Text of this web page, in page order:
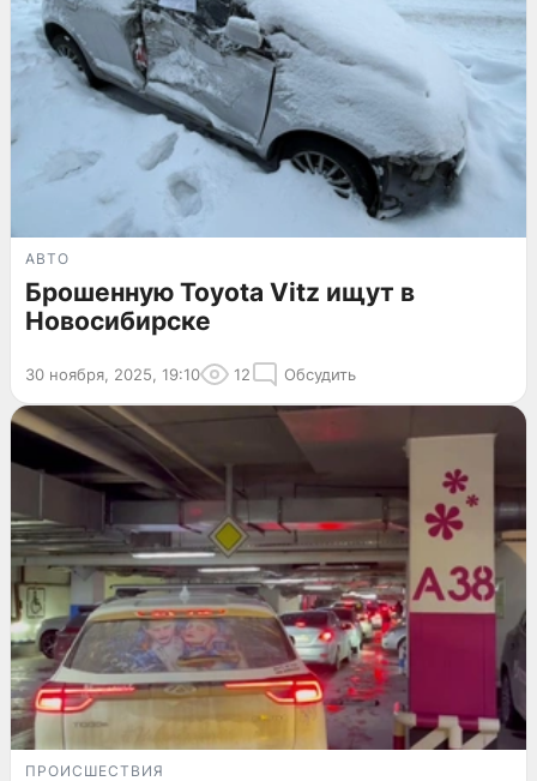
АВТО
Брошенную Toyota Vitz ищут в
Новосибирске
30 ноября, 2025, 19:10 12 Обсудить
ПРОИСШЕСТВИЯ